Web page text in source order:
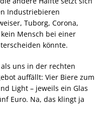
Industriebieren
Tuborg, Corona,
Mensch bei einer
könnte.
uns in der rechten
auffällt: Vier Biere zum
Light – jeweils ein Glas
Euro. Na, das klingt ja